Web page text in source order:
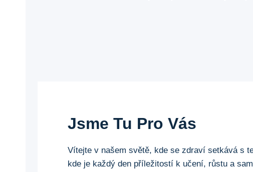
Jsme Tu Pro Vás
Vítejte v našem světě, kde se zdraví setkává s
kde je každý den příležitostí k učení, růstu a